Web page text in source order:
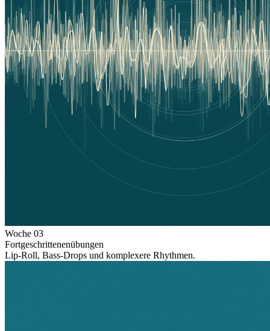
Woche 03
Fortgeschrittenenübungen
Lip-Roll, Bass-Drops und komplexere Rhythmen.